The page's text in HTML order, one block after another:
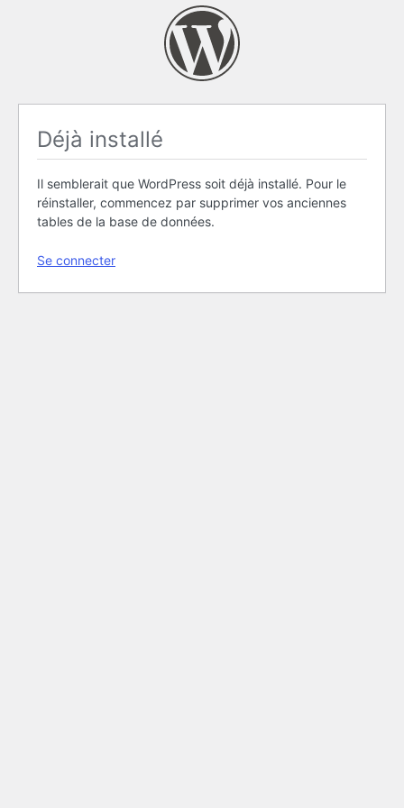
Déjà installé
Il semblerait que WordPress soit déjà installé. Pour le
réinstaller, commencez par supprimer vos anciennes
tables de la base de données.
Se connecter